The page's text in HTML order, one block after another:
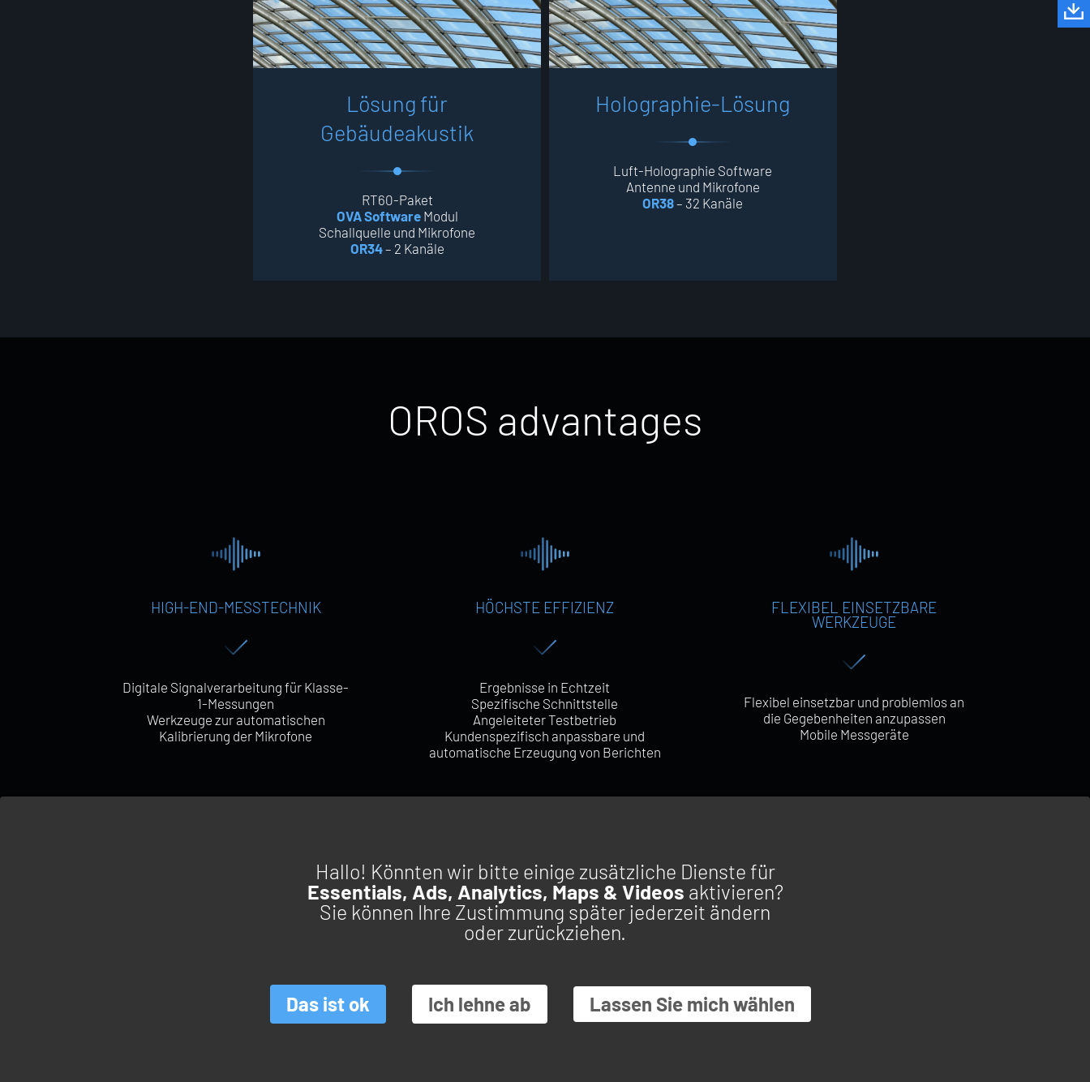
L ösung für
Gebäudeakustik
RT60-Paket
OVA SoftwareModul
Schallquelle und Mikrofone
OR34– 2 Kanäle
Holographie-L ösung
Luft-Holographie Software
Antenne und Mikrofone
OR38– 32 Kanäle
OROS advantages
HIGH-END-MESSTECHNIK
Digitale Signalverarbeitung für Klasse-
1-Messungen
Werkzeuge zur automatischen
Kalibrierung der Mikrofone
HÖCHSTE EFFIZIENZ
Ergebnisse in Echtzeit
Spezifische Schnittstelle
Angeleiteter Testbetrieb
Kundenspezifisch anpassbare und
automatische Erzeugung von Berichten
FLEXIBEL EINSETZBARE
WERKZEUGE
Flexibel einsetzbar und problemlos an
die Gegebenheiten anzupassen
Mobile Messgeräte
ZURÜCK ZUM ANFANG
QUALITÄTS- &
PROZESSSTEUERUNG
INSTRUMENTE &
STRUKTURDYNAMIK
SERVICES
SCHULUNGEN
ANPASSUNG
AUF DIE ANFORDERUNGEN DER
PRÄZISIONSBEARBEITUNG & PROZESSE
MARINE
Hallo! Könnten wir bitte einige zusätzliche Dienste für
Essentials, Ads, Analytics, Maps & Videos aktivieren?
Sie können Ihre Zustimmung später jederzeit ändern
oder zurückziehen.
Lassen Sie mich wählen
Ich lehne ab
Das ist ok